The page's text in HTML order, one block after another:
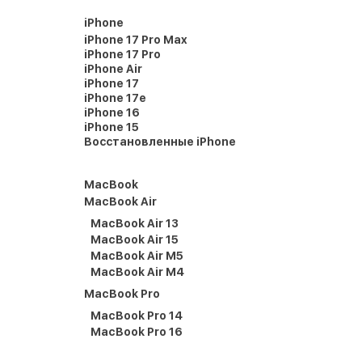
iPhone
iPhone 17 Pro Max
iPhone 17 Pro
iPhone Air
iPhone 17
iPhone 17e
iPhone 16
iPhone 15
Восстановленные iPhone
MacBook
MacBook Air
MacBook Air 13
MacBook Air 15
MacBook Air M5
MacBook Air M4
MacBook Pro
MacBook Pro 14
MacBook Pro 16